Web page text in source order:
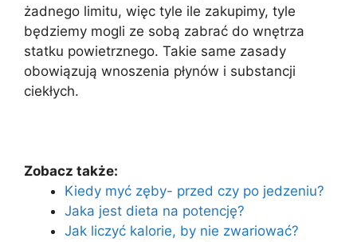
żadnego limitu, więc tyle ile zakupimy, tyle
będziemy mogli ze sobą zabrać do wnętrza
statku powietrznego. Takie same zasady
obowiązują wnoszenia płynów i substancji
ciekłych.
Zobacz także:
Kiedy myć zęby- przed czy po jedzeniu?
Jaka jest dieta na potencję?
Jak liczyć kalorie, by nie zwariować?